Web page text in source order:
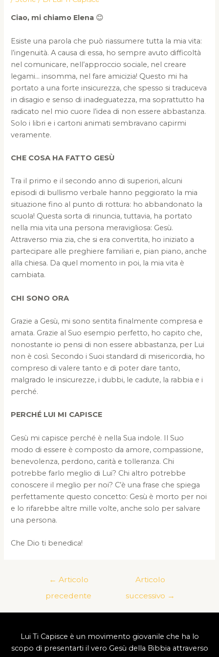
Ciao, mi chiamo Elena 😊
Esiste una parola che può riassumere tutta la mia vita:
l’ingenuità. A causa di essa, ho sempre avuto difficoltà
nel comunicare, nell’approccio sociale, nel creare
legami… insomma, nel fare amicizia! Questo mi ha
portato a una forte insicurezza, che spesso si traduceva
in disagio e senso di inadeguatezza, ma soprattutto ha
radicato nel mio cuore l’idea di non essere abbastanza.
Solo i libri e i cartoni animati sembravano capirmi
veramente.
CHE COSA HA FATTO GESÙ
Tra il primo e il secondo anno di superiori, alcuni
episodi di bullismo verbale hanno peggiorato la mia
situazione fino al punto di rottura: ho abbandonato la
scuola! Questa sorta di rinuncia, tuttavia, ha portato
nella mia vita una persona meravigliosa: Gesù.
Attraverso mia zia, che si era convertita, ho iniziato a
partecipare alle preghiere familiari e, pian piano, anche
alla chiesa. Da quel momento in poi, la mia vita è
cambiata.
CHI SONO ORA
Grazie a Gesù, mi sono sentita finalmente compresa e
amata. Grazie al Suo esempio perfetto, ho capito che,
nonostante io pensi di non essere abbastanza, per Lui
non è così. Secondo i Suoi standard di misericordia, ho
compreso di valere tanto e di poter dare tanto,
malgrado le insicurezze, i dubbi, le cadute, la rabbia e i
perché.
PERCHÉ LUI MI CAPISCE
Gesù mi capisce perché è nella Sua indole. Il Suo
modo di essere è composto da amore, compassione,
benevolenza, perdono, carità e tolleranza. Chi
potrebbe farlo meglio di Lui? Chi altro potrebbe
conoscere il meglio per noi? C’è una frase che spiega
perfettamente questo concetto: Gesù è morto per noi
e lo rifarebbe altre mille volte, anche solo per salvare
una persona.
Che Dio ti benedica!
Navigazione
← Articolo
precedente
Articolo
successivo →
Lui Ti Capisce è un movimento giovanile che ha lo
scopo di presentarti il vero Gesù della Bibbia attraverso